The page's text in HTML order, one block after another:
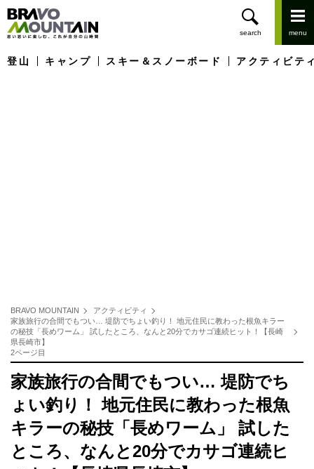
登山 キャンプ スキー＆スノーボード アクティビテ
BRAVO MOUNTAIN
アクティビティ
家族旅行の合間でもつい… 堤防でちょい釣り！ 地元住民に教わった根魚キラー
の秘技「長めワーム」 試したところ、なんと20分でカサゴ連続ヒット！【長崎
県長崎市】
2ページ目
家族旅行の合間でもつい… 堤防でち
ょい釣り！ 地元住民に教わった根魚
キラーの秘技「長めワーム」 試した
ところ、なんと20分でカサゴ連続ヒ